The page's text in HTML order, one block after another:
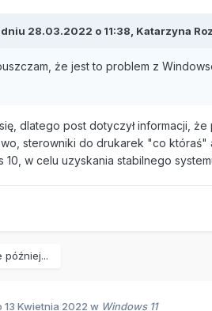
dniu 28.03.2022 o 11:38, Katarzyna
że jest to problem z
dlatego post dotyczył informacji,
sterowniki do drukarek "co któraś"
10, w celu uzyskania stabilnego
później...
13 Kwietnia 2022 w Windows 11